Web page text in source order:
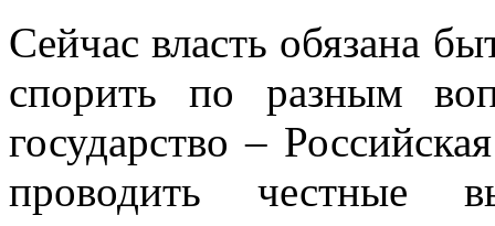
Сейчас власть обязана
спорить по разным
государство –
проводить честные